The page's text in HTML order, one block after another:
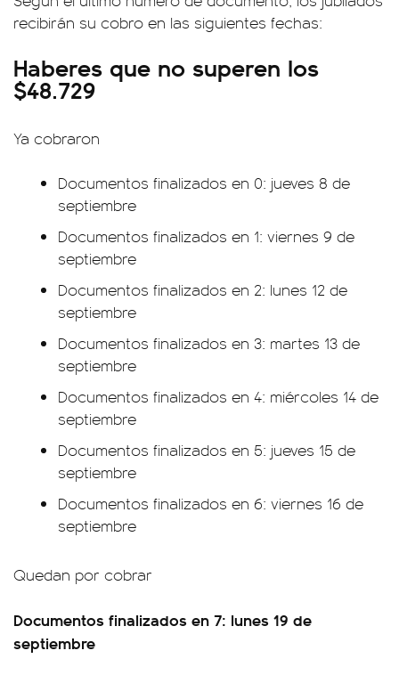
recibirán su cobro en las siguientes fechas:
Haberes que no superen los
$48.729
Ya cobraron
Documentos finalizados en 0: jueves 8 de
septiembre
Documentos finalizados en 1: viernes 9 de
septiembre
Documentos finalizados en 2: lunes 12 de
septiembre
Documentos finalizados en 3: martes 13 de
septiembre
Documentos finalizados en 4: miércoles 14 de
septiembre
Documentos finalizados en 5: jueves 15 de
septiembre
Documentos finalizados en 6: viernes 16 de
septiembre
Quedan por cobrar
Documentos finalizados en 7: lunes 19 de
septiembre